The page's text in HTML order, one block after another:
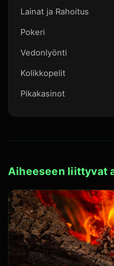
Lainat ja Rahoitus
Pokeri
Vedonlyönti
Kolikkopelit
Pikakasinot
Aiheeseen liittyvat